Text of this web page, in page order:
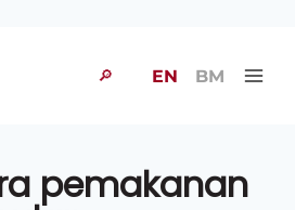
🔎 EN BM
pemakanan